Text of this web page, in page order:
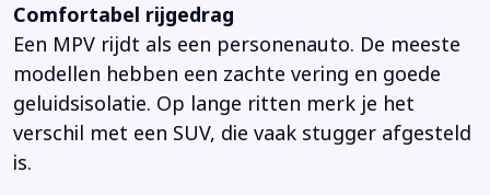
Comfortabel rijgedrag
Een MPV rijdt als een personenauto. De meeste
modellen hebben een zachte vering en goede
geluidsisolatie. Op lange ritten merk je het
verschil met een SUV, die vaak stugger afgesteld
is.